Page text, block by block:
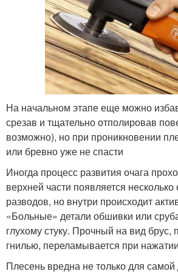
На начальном этапе еще можно
срезав и тщательно отполировав
возможно), но при проникновении
или бревно уже не спасти
Иногда процесс развития очага
верхней части появляется
разводов, но внутри происходит
«Больные» детали обшивки или
глухому стуку. Прочный на вид
гнилью, переламывается при
Плесень вредна не только для